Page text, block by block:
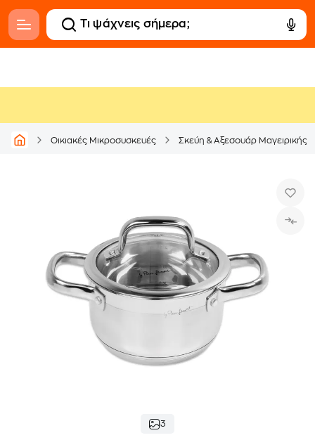
Οικιακές Μικροσυσκευές Σκεύη & Αξεσουάρ Μαγειρικής
3